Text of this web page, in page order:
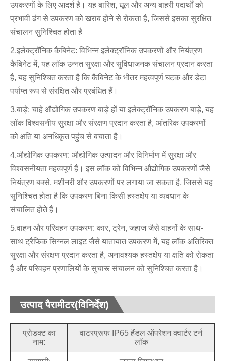
उपकरणों के लिए आदर्श है। यह बारिश, धूल और अन्य बाहरी पदार्थों को
प्रभावी ढंग से उपकरण को खराब होने से रोकता है, जिससे इसका सुरक्षित
संचालन सुनिश्चित होता है
2.इलेक्ट्रॉनिक कैबिनेट: विभिन्न इलेक्ट्रॉनिक उपकरणों और नियंत्रण
कैबिनेट में, यह लॉक उन्नत सुरक्षा और सुविधाजनक संचालन प्रदान करता
है, यह सुनिश्चित करता है कि कैबिनेट के भीतर महत्वपूर्ण घटक और डेटा
पर्याप्त रूप से संरक्षित और प्रबंधित हैं।
3.बाड़े: चाहे औद्योगिक उपकरण बाड़े हों या इलेक्ट्रॉनिक उपकरण बाड़े, यह
लॉक विश्वसनीय सुरक्षा और संरक्षण प्रदान करता है, आंतरिक उपकरणों
को क्षति या अनधिकृत पहुंच से बचाता है।
4.औद्योगिक उपकरण: औद्योगिक उत्पादन और विनिर्माण में सुरक्षा और
विश्वसनीयता महत्वपूर्ण हैं। इस लॉक को विभिन्न औद्योगिक उपकरणों जैसे
नियंत्रण बक्से, मशीनरी और उपकरणों पर लगाया जा सकता है, जिससे यह
सुनिश्चित होता है कि उपकरण बिना किसी हस्तक्षेप या व्यवधान के
संचालित होते हैं।
5.वाहन और परिवहन उपकरण: कार, ट्रेन, जहाज जैसे वाहनों के साथ-
साथ ट्रैफिक सिग्नल लाइट जैसे यातायात उपकरण में, यह लॉक अतिरिक्त
सुरक्षा और संरक्षण प्रदान करता है, अनावश्यक हस्तक्षेप या क्षति को रोकता
है और परिवहन प्रणालियों के सुचारू संचालन को सुनिश्चित करता है।
उत्पाद पैरामीटर(विनिर्देश)
प्रोडक्ट का
नाम:
वाटरप्रूफ IP65 हैंडल ऑपरेशन क्वार्टर टर्न
लॉक